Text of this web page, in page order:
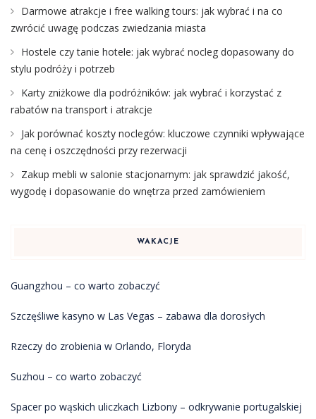
Darmowe atrakcje i free walking tours: jak wybrać i na co
zwrócić uwagę podczas zwiedzania miasta
Hostele czy tanie hotele: jak wybrać nocleg dopasowany do
stylu podróży i potrzeb
Karty zniżkowe dla podróżników: jak wybrać i korzystać z
rabatów na transport i atrakcje
Jak porównać koszty noclegów: kluczowe czynniki wpływające
na cenę i oszczędności przy rezerwacji
Zakup mebli w salonie stacjonarnym: jak sprawdzić jakość,
wygodę i dopasowanie do wnętrza przed zamówieniem
WAKACJE
Guangzhou – co warto zobaczyć
Szczęśliwe kasyno w Las Vegas – zabawa dla dorosłych
Rzeczy do zrobienia w Orlando, Floryda
Suzhou – co warto zobaczyć
Spacer po wąskich uliczkach Lizbony – odkrywanie portugalskiej